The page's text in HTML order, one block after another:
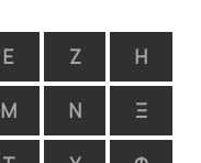
Ε Ζ Η
Μ Ν Ξ